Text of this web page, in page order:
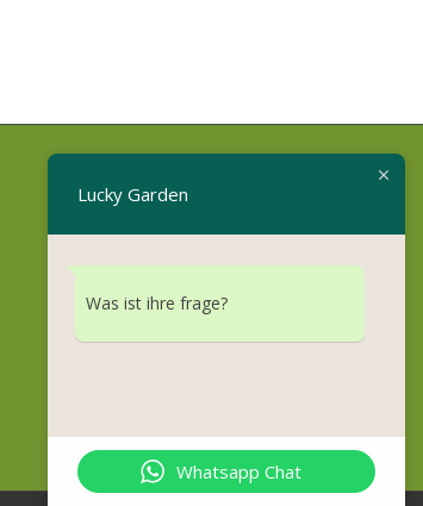
Lucky Garden
Was ist ihre frage?
Whatsapp Chat